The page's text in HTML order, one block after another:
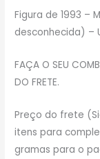
Figura de 1993 –
desconhecida) –
FAÇA O SEU
DO FRETE.
Preço do frete
itens para
gramas para o